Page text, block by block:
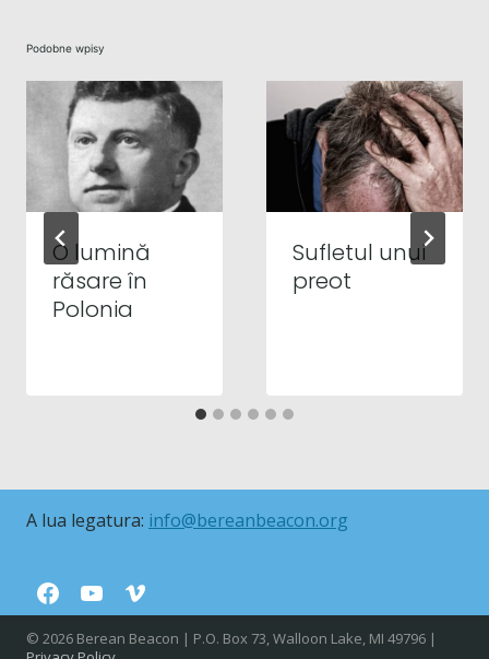
Podobne wpisy
O lumină
răsare în
Polonia
Sufletul unui
preot
A lua legatura: info@bereanbeacon.org
© 2026 Berean Beacon | P.O. Box 73, Walloon Lake, MI 49796 |